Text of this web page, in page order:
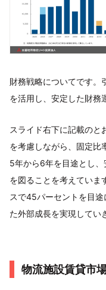
財務戦略についてです。
を活用し、安定した財務
スライド右下に記載のと
を考慮しながら、固定比
5年から6年を目途とし
を図ることを考えていま
スで45パーセントを目
た外部成長を実現してい
物流施設賃貸市